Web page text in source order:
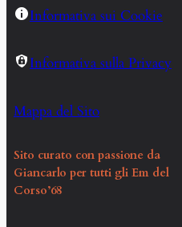
Informativa sui Cookie
Informativa sulla Privacy
Mappa del Sito
Sito curato con passione da
Giancarlo per tutti gli Em del
Corso’68